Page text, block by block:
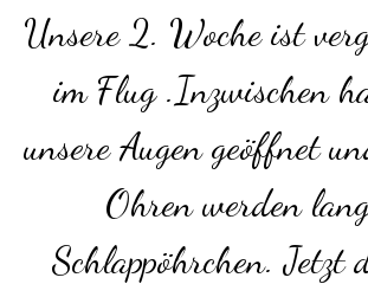
Unsere 2. Woche ist
im Flug .Inzwischen
unsere Augen geöffnet
Ohren werden
Schlappöhrchen. Jetzt